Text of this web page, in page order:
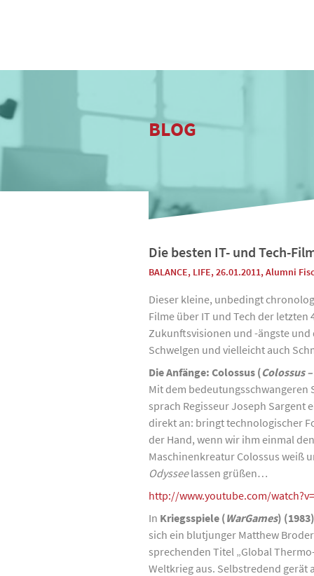
BLOG
Die besten IT- und Tech-
BALANCE, LIFE, 26.01.2011,Alumni
Dieser kleine, unbedingt
Filme über IT und Tech der letzten
Zukunftsvisionen und -ängste und
Schwelgen und vielleicht auch
Die Anfänge: Colossus (Colossus
Mit dem bedeutungsschwangeren
sprach Regisseur Joseph Sargent
direkt an: bringt technologischer
der Hand, wenn wir ihm einmal
Maschinenkreatur Colossus weiß
Odysseelassen grüßen…
http://www.youtube.com/
In Kriegsspiele (WarGames) (1983)
sich ein blutjunger Matthew
sprechenden Titel „Global
Weltkrieg aus. Selbstredend